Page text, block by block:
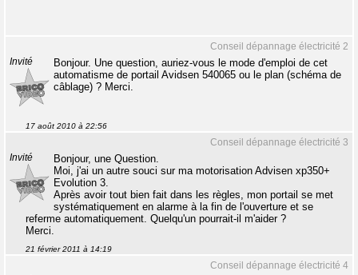
Conseil dépannage électricité 2
Invité
Bonjour. Une question, auriez-vous le mode d'emploi de cet
automatisme de portail Avidsen 540065 ou le plan (schéma de
câblage) ? Merci.
17 août 2010 à 22:56
Conseil dépannage électricité 3
Invité
Bonjour, une Question.
Moi, j'ai un autre souci sur ma motorisation Advisen xp350+
Evolution 3.
Après avoir tout bien fait dans les règles, mon portail se met
systématiquement en alarme à la fin de l'ouverture et se
referme automatiquement. Quelqu'un pourrait-il m'aider ?
Merci.
21 février 2011 à 14:19
Conseil dépannage électricité 4